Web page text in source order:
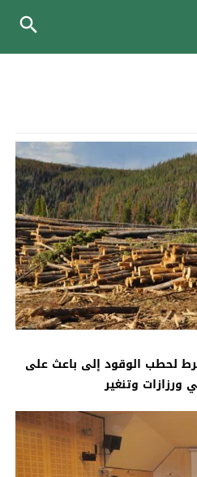
لحطب الوقود إلى باعث على
ورزازات وتنغير